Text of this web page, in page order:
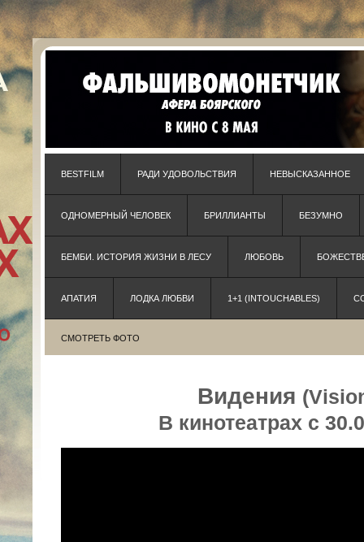
BESTFILM РАДИ УДОВОЛЬСТВИЯ НЕВЫСКАЗАННОЕ
ОДНОМЕРНЫЙ ЧЕЛОВЕК БРИЛЛИАНТЫ БЕЗУМНО
БЕМБИ. ИСТОРИЯ ЖИЗНИ В ЛЕСУ ЛЮБОВЬ
АПАТИЯ ЛОДКА ЛЮБВИ 1+1 (INTOUCHABLES)
СМОТРЕТЬ ФОТО
Видения
В кинотеатрах с